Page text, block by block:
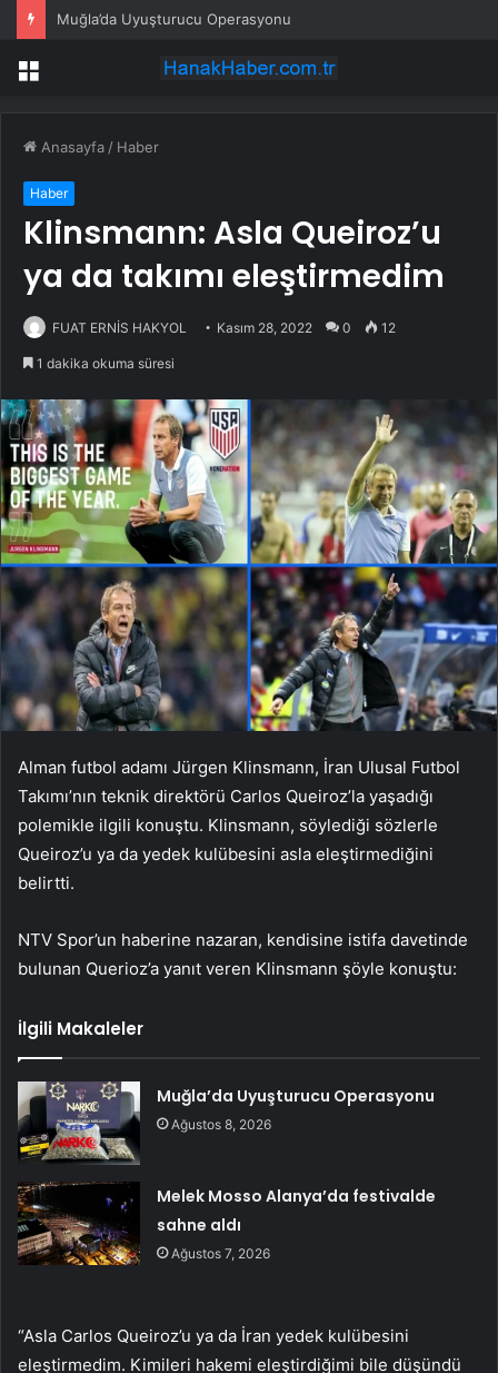
Muğla’da Uyuşturucu Operasyonu
Menü
Anasayfa / Haber
Haber
Klinsmann: Asla Queiroz’u
ya da takımı eleştirmedim
FUAT ERNİS HAKYOL Kasım 28, 2022 0 12
1 dakika okuma süresi
Alman futbol adamı Jürgen Klinsmann, İran Ulusal Futbol
Takımı’nın teknik direktörü Carlos Queiroz’la yaşadığı
polemikle ilgili konuştu. Klinsmann, söylediği sözlerle
Queiroz’u ya da yedek kulübesini asla eleştirmediğini
belirtti.
NTV Spor’un haberine nazaran, kendisine istifa davetinde
bulunan Querioz’a yanıt veren Klinsmann şöyle konuştu:
İlgili Makaleler
Muğla’da Uyuşturucu Operasyonu
Ağustos 8, 2026
Melek Mosso Alanya’da festivalde
sahne aldı
Ağustos 7, 2026
“Asla Carlos Queiroz’u ya da İran yedek kulübesini
eleştirmedim. Kimileri hakemi eleştirdiğimi bile düşündü